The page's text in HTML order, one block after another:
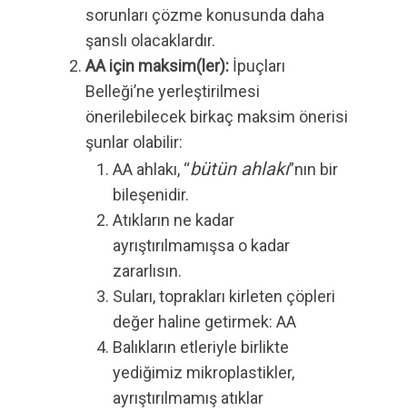
sorunları çözme konusunda daha
şanslı olacaklardır.
AA için maksim(ler): İpuçları
Belleği’ne yerleştirilmesi
önerilebilecek birkaç maksim önerisi
şunlar olabilir:
AA ahlakı, “bütün ahlakı”nın bir
bileşenidir.
Atıkların ne kadar
ayrıştırılmamışsa o kadar
zararlısın.
Suları, toprakları kirleten çöpleri
değer haline getirmek: AA
Balıkların etleriyle birlikte
yediğimiz mikroplastikler,
ayrıştırılmamış atıklar